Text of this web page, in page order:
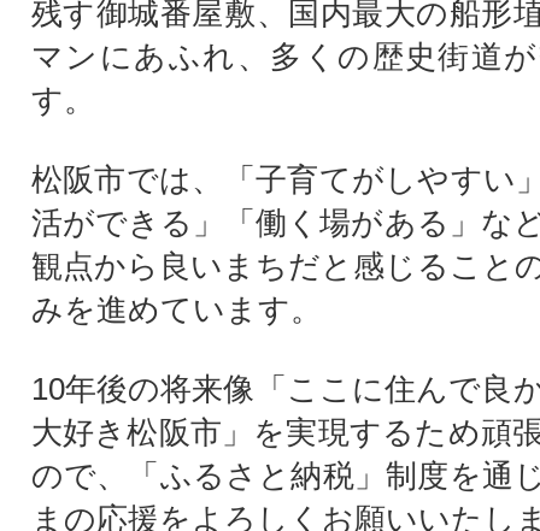
残す御城番屋敷、国内最大の船形
マンにあふれ、多くの歴史街道
す。
松阪市では、「子育てがしやすい
活ができる」「働く場がある」な
観点から良いまちだと感じること
みを進めています。
10年後の将来像「ここに住んで良
大好き松阪市」を実現するため頑
ので、「ふるさと納税」制度を通
まの応援をよろしくお願いいたし